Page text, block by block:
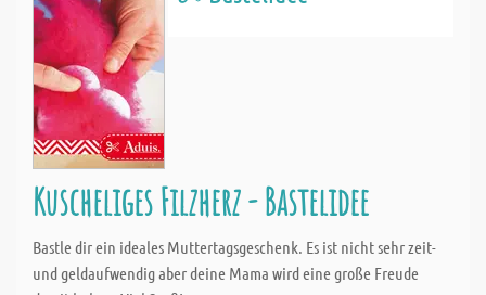
Kuscheliges Filzherz - Bastelidee
Bastle dir ein ideales Muttertagsgeschenk. Es ist nicht sehr zeit-
und geldaufwendig aber deine Mama wird eine große Freude